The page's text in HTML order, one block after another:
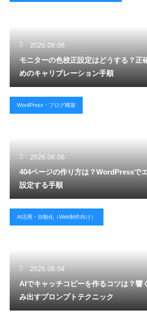
2026.08.08
モニターの色校正設定はどうする？正
めのキャリブレーション手順
WordPress・ブログ構築
2026.08.06
404ページの作り方は？WordPressで
設定する手順
AI活用・自動化（Web制作向け）
2026.08.04
AIでキャッチコピーを作るコツは？響
み出すプロンプトテクニック